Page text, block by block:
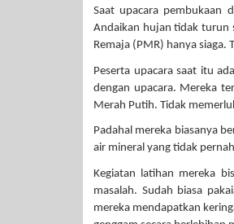
Saat upacara pembukaan
Andaikan hujan tidak turun
Remaja (PMR) hanya
Peserta upacara saat itu
dengan upacara. Mereka
Merah Putih. Tidak
Padahal mereka biasanya
air mineral yang tidak
Kegiatan latihan mereka
masalah. Sudah biasa
mereka mendapatkan